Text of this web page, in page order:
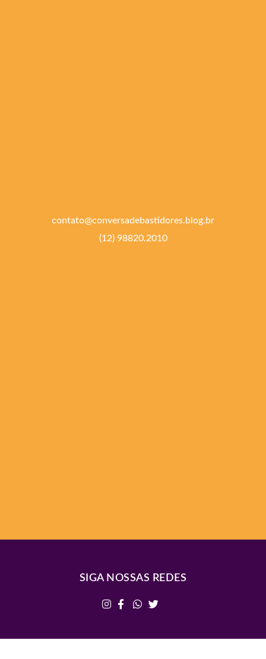
contato@conversadebastidores.blog.br
(12) 98820.2010
SIGA NOSSAS REDES